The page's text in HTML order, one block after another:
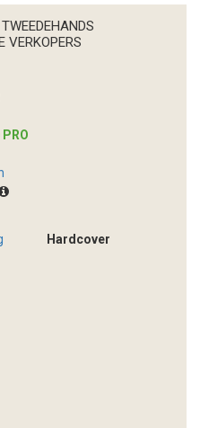
VERKOPERS
PRO
Hardcover